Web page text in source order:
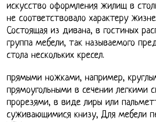
искусство оформления жилищ в
не соответствовало характеру
Состоящая из дивана, в гостиных
группа мебели, так называемого
стола нескольких кресел.
прямыми ножками, например,
прямоугольными в сечении легкими
прорезями, в виде лиры или
суживающимися книзу, Для мебели